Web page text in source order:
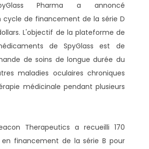
Pharma a annoncé
de financement de la série D
L'objectif de la plateforme de
de SpyGlass est de
de soins de longue durée du
maladies oculaires chroniques
médicinale pendant plusieurs
Therapeutics a recueilli 170
en financement de la série B pour